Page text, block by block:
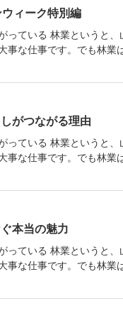
ィーク特別編
ている 林業というと、
事な仕事です。でも林業
がつながる理由
ている 林業というと、
事な仕事です。でも林業
本当の魅力
ている 林業というと、
事な仕事です。でも林業